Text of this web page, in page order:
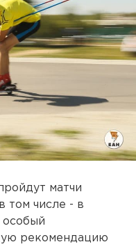
матчи
том числе - в
особый
рекомендацию